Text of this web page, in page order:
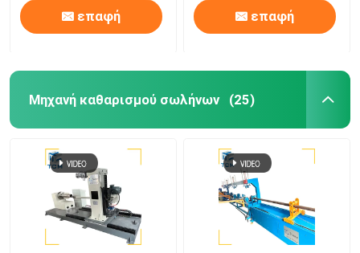
επαφή επαφή
Μηχανή καθαρισμού σωλήνων (25)